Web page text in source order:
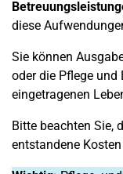
diese
Sie können
oder die Pflege und
eingetragenen
Bitte beachten Sie,
entstandene